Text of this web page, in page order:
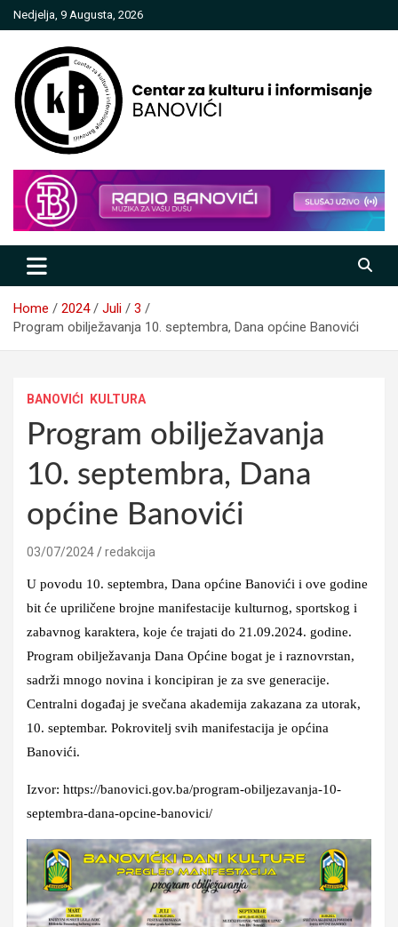
Skip
to
Nedjelja, 9 Augusta, 2026
Centar za kulturu i informisanje
Banovići
Home 2024 Juli
3
Program obilježavanja 10. septembra, Dana općine Banovići
BANOVIĆI KULTURA
Program obilježavanja
10. septembra, Dana
općine Banovići
03/07/2024 redakcija
U povodu 10. septembra, Dana općine Banovići i ove godine
bit će upriličene brojne manifestacije kulturnog, sportskog i
zabavnog karaktera, koje će trajati do 21.09.2024. godine.
Program obilježavanja Dana Općine bogat je i raznovrstan,
sadrži mnogo novina i koncipiran je za sve generacije.
Centralni događaj je svečana akademija zakazana za utorak,
10. septembar. Pokrovitelj svih manifestacija je općina
Banovići.
Izvor: https://banovici.gov.ba/program-obiljezavanja-10-
septembra-dana-opcine-banovici/